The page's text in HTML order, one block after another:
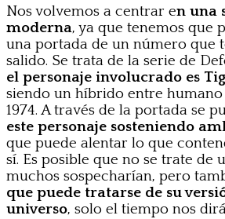
Nos volvemos a centrar en una
moderna, ya que tenemos que
una portada de un número que
salido. Se trata de la serie de
el personaje involucrado es
siendo un híbrido entre
1974. A través de la portada se
este personaje sosteniendo
que puede alentar lo que
sí. Es posible que no se trate de
muchos sospecharían, pero
que puede tratarse de su
universo, solo el tiempo nos